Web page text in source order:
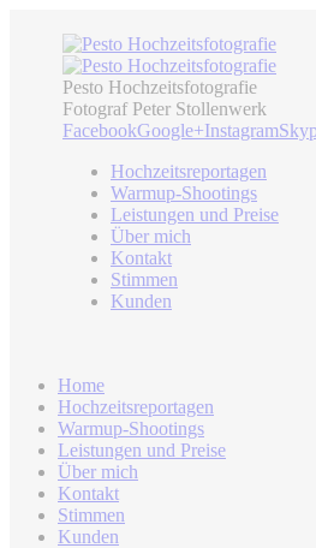
Pesto Hochzeitsfotografie
Fotograf Peter Stollenwerk
FacebookGoogle+Instagram
Hochzeitsreportagen
Warmup-Shootings
Leistungen und Preise
Über mich
Kontakt
Stimmen
Kunden
Home
Hochzeitsreportagen
Warmup-Shootings
Leistungen und Preise
Über mich
Kontakt
Stimmen
Kunden